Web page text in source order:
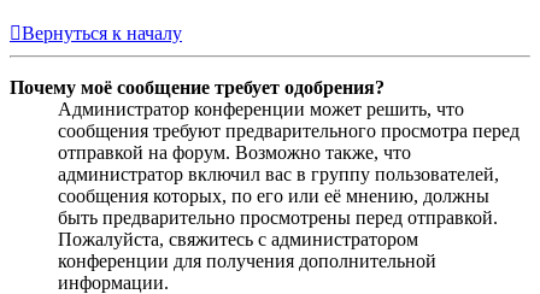
Вернуться к началу
Почему моё сообщение требует одобрения?
Администратор конференции может решить, что
сообщения требуют предварительного просмотра перед
отправкой на форум. Возможно также, что
администратор включил вас в группу пользователей,
сообщения которых, по его или её мнению, должны
быть предварительно просмотрены перед отправкой.
Пожалуйста, свяжитесь с администратором
конференции для получения дополнительной
информации.